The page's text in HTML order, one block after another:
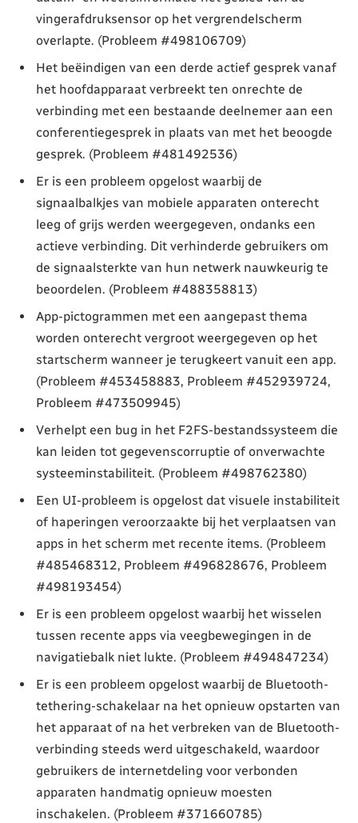
vingerafdruksensor op het vergrendelscherm
overlapte. (Probleem #498106709)
Het beëindigen van een derde actief gesprek vanaf
het hoofdapparaat verbreekt ten onrechte de
verbinding met een bestaande deelnemer aan een
conferentiegesprek in plaats van met het beoogde
gesprek. (Probleem #481492536)
Er is een probleem opgelost waarbij de
signaalbalkjes van mobiele apparaten onterecht
leeg of grijs werden weergegeven, ondanks een
actieve verbinding. Dit verhinderde gebruikers om
de signaalsterkte van hun netwerk nauwkeurig te
beoordelen. (Probleem #488358813)
App-pictogrammen met een aangepast thema
worden onterecht vergroot weergegeven op het
startscherm wanneer je terugkeert vanuit een app.
(Probleem #453458883, Probleem #452939724,
Probleem #473509945)
Verhelpt een bug in het F2FS-bestandssysteem die
kan leiden tot gegevenscorruptie of onverwachte
systeeminstabiliteit. (Probleem #498762380)
Een UI-probleem is opgelost dat visuele instabiliteit
of haperingen veroorzaakte bij het verplaatsen van
apps in het scherm met recente items. (Probleem
#485468312, Probleem #496828676, Probleem
#498193454)
Er is een probleem opgelost waarbij het wisselen
tussen recente apps via veegbewegingen in de
navigatiebalk niet lukte. (Probleem #494847234)
Er is een probleem opgelost waarbij de Bluetooth-
tethering-schakelaar na het opnieuw opstarten van
het apparaat of na het verbreken van de Bluetooth-
verbinding steeds werd uitgeschakeld, waardoor
gebruikers de internetdeling voor verbonden
apparaten handmatig opnieuw moesten
inschakelen. (Probleem #371660785)